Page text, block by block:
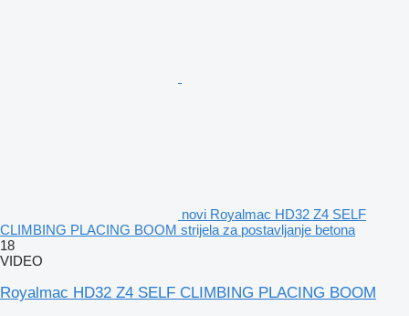
novi Royalmac HD32 Z4 SELF
CLIMBING PLACING BOOM strijela za postavljanje betona
18
VIDEO
Royalmac HD32 Z4 SELF CLIMBING PLACING BOOM